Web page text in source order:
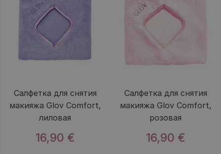
Салфетка для снятия
макияжа Glov Comfort,
лиловая
16,90 €
Салфетка для снятия
макияжа Glov Comfort,
розовая
16,90 €